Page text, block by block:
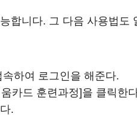
합니다. 그 다음 사용법도
하여 로그인을 해준다.
카드 훈련과정]을 클릭한
.